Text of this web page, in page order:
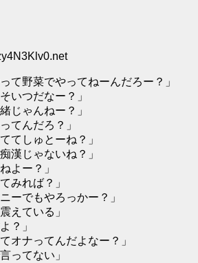
て野菜でやってねーんだろー？」
いつだなー？」
じゃんねー？」
てんだろ？」
てしゅとーね？」
漢じゃないね？」
よー？」
みれば？」
ーでもやろっかー？」
えている」
？」
オナってんだよなー？」
ってない」